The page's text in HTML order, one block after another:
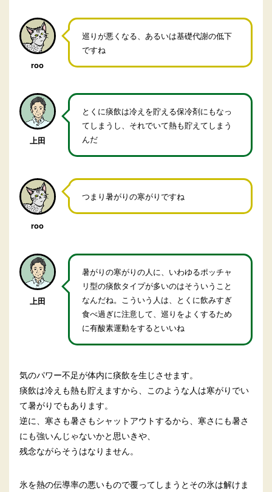
roo
巡りが悪くなる、あるいは基礎代謝の低下
ですね
上田
とくに痰飲は冷えを貯える保冷剤にもなっ
てしまうし、それでいて熱も貯えてしまう
んだ
roo
つまり暑がりの寒がりですね
上田
暑がりの寒がりの人に、いわゆるポッチャ
リ型の痰飲タイプが多いのはそういうこと
なんだね。こういう人は、とくに飲みすぎ
食べ過ぎに注意して、巡りをよくするため
に有酸素運動をするといいね
気のパワー不足が体内に痰飲を生じさせます。
痰飲は冷えも熱も貯えますから、このような人は寒がりでい
て暑がりでもあります。
逆に、寒さも暑さもシャットアウトするから、寒さにも暑さ
にも強いんじゃないかと思いきや、
残念ながらそうはなりません。
氷を熱の伝導率の悪いもので覆ってしまうとその氷は解けま